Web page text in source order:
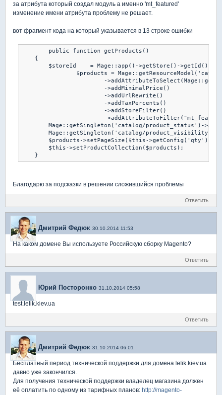
за атрибута который создал модуль а именно 'mt_featured'
изменение имени атрибута проблему не решает.
вот фрагмент кода на который указывается в 13 строке ошибки
    {
Mage::getSingleton('catalog/product_status')-
Mage::getSingleton('catalog/
$products->setPageSize($this->getConfig('qty'))-
        $this->setProductCollection($products);
    }
Благодарю за подсказки в решении сложившийся проблемы
Ответить
Дмитрий Федюк 30.10.2014 11:53
На каком домене Вы используете Российскую сборку Magento?
Ответить
Юрий Посторонко 31.10.2014 05:58
test.lelik.kiev.ua
Ответить
Дмитрий Федюк 31.10.2014 06:01
Бесплатный период технической поддержки для домена lelik.kiev.ua
давно уже закончился.
Для получения технической поддержки владелец магазина должен
её оплатить по одному из тарифных планов: http://magento-